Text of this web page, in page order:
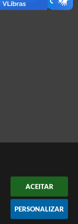
ACEITAR
PERSONALIZAR